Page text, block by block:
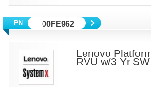
00FE962
Lenovo
RVU w/3 Yr